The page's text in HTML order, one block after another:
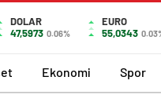
DOLAR
47,5973 0.06%
EURO
55,0343
Ekonomi Spor